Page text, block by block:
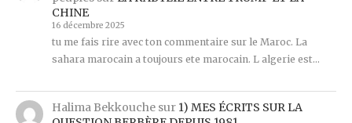
CHINE
16 décembre 2025
tu me fais rire avec ton commentaire sur le Maroc. La
sahara marocain a toujours ete marocain. L algerie est…
Halima Bekkouchesur 1) MES ÉCRITS SUR LA